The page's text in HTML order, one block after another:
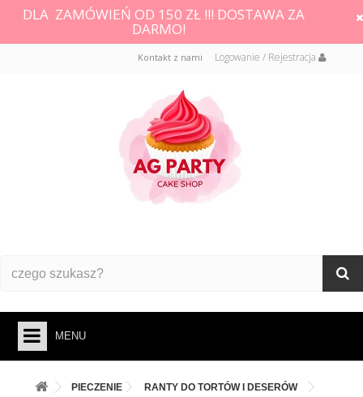
DLA ZAMÓWIEŃ OD 150 ZŁ !!! DOSTAWA ZA
DARMO!
Logowanie / Rejestracja
Kontakt z nami
MENU
PIECZENIE
RANTY DO TORTÓW I DESERÓW